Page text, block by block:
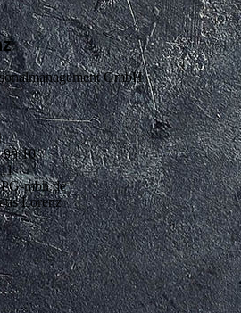
GmbH
99 10
mbh.de
Lorenz